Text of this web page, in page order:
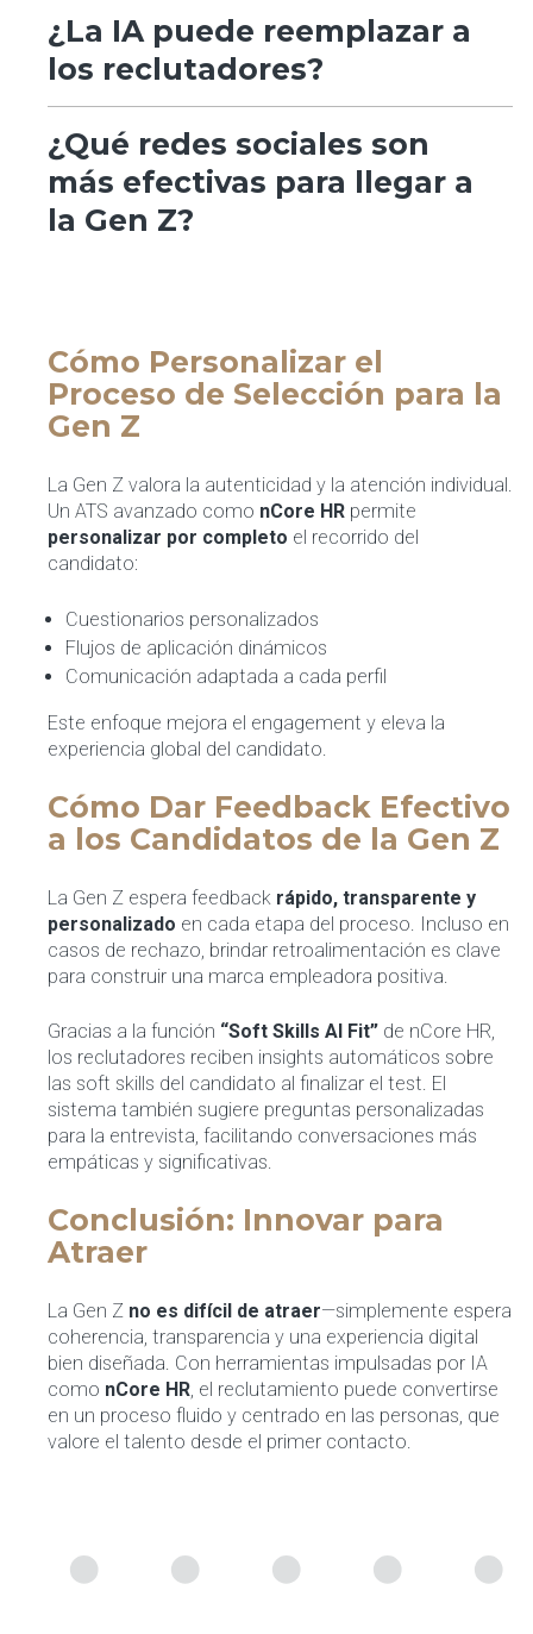
¿La IA puede reemplazar a
los reclutadores?
¿Qué redes sociales son
más efectivas para llegar a
la Gen Z?
Cómo Personalizar el
Proceso de Selección para la
Gen Z
La Gen Z valora la autenticidad y la atención individual.
Un ATS avanzado como nCore HR permite
personalizar por completo el recorrido del
candidato:
Cuestionarios personalizados
Flujos de aplicación dinámicos
Comunicación adaptada a cada perfil
Este enfoque mejora el engagement y eleva la
experiencia global del candidato.
Cómo Dar Feedback Efectivo
a los Candidatos de la Gen Z
La Gen Z espera feedback rápido, transparente y
personalizado en cada etapa del proceso. Incluso en
casos de rechazo, brindar retroalimentación es clave
para construir una marca empleadora positiva.
Gracias a la función “Soft Skills AI Fit” de nCore HR,
los reclutadores reciben insights automáticos sobre
las soft skills del candidato al finalizar el test. El
sistema también sugiere preguntas personalizadas
para la entrevista, facilitando conversaciones más
empáticas y significativas.
Conclusión: Innovar para
Atraer
La Gen Z no es difícil de atraer—simplemente espera
coherencia, transparencia y una experiencia digital
bien diseñada. Con herramientas impulsadas por IA
como nCore HR , el reclutamiento puede convertirse
en un proceso fluido y centrado en las personas, que
valore el talento desde el primer contacto.